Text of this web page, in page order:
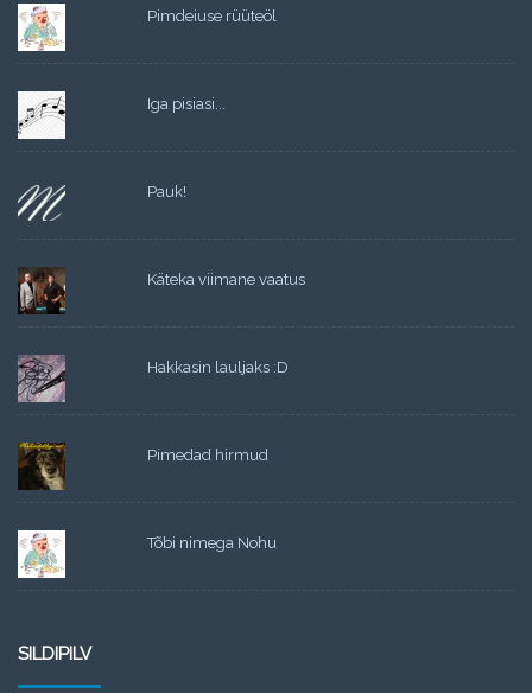
Pimdeiuse rüüteöl
Iga pisiasi...
Pauk!
Käteka viimane vaatus
Hakkasin lauljaks :D
Pimedad hirmud
Tõbi nimega Nohu
SILDIPILV